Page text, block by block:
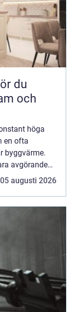
och
höga
en ofta
byggvärme.
avgörande
05 augusti 2026